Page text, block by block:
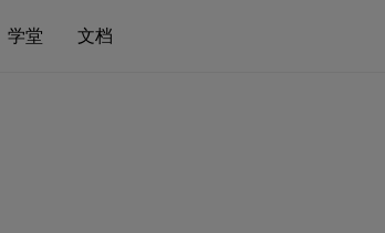
学堂 文档